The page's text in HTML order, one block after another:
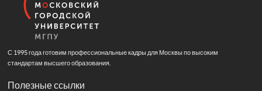
С 1995 года готовим профессиональные кадры для Москвы по высоким
стандартам высшего образования.
Полезные ссылки